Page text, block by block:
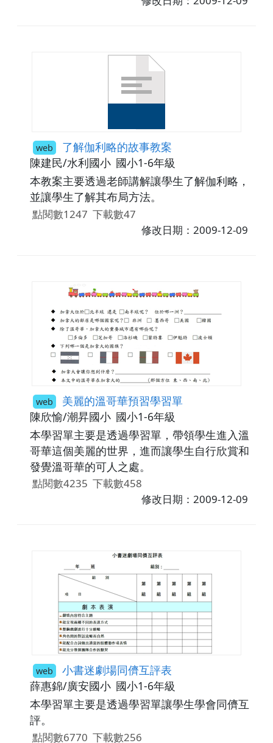
web 了解伽利略的故事教案
陳建民/水利國小 國小1-6年級
本教案主要透過老師講解讓學生了解伽利略，
並讓學生了解其布局方法。
點閱數1247 下載數47
修改日期：2009-12-09
web 美麗的溫哥華預習學習單
陳欣愉/潮昇國小 國小1-6年級
本學習單主要是透過學習單，帶領學生進入溫
哥華這個美麗的世界，進而讓學生自行欣賞和
發覺溫哥華的可人之處。
點閱數4235 下載數458
修改日期：2009-12-09
web 小書迷劇場同儕互評表
薛惠錦/廣安國小 國小1-6年級
本學習單主要是透過學習單讓學生學會同儕互
評。
點閱數6770 下載數256